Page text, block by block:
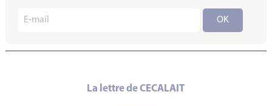
La lettre de CECALAIT